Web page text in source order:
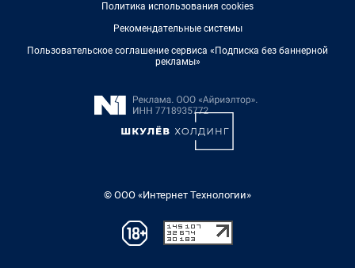
Политика использования cookies
Рекомендательные системы
Пользовательское соглашение сервиса «Подписка без баннерной
рекламы»
© ООО «Интернет Технологии»